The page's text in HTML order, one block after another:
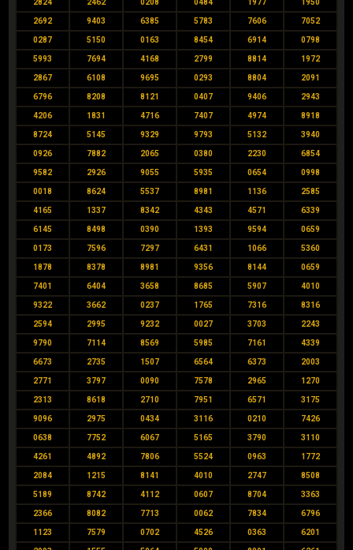
2824 2462 0208 0484 1977 1950
2692 9403 6385 5783 7606 7052
0287 5150 0163 8454 6914 0798
5993 7694 4168 2799 8814 1972
2867 6108 9695 0293 8804 2091
6796 8208 8121 0407 9406 2943
4206 1831 4716 7407 4974 8918
8724 5145 9329 9793 5132 3940
0926 7882 2065 0380 2230 6854
9582 2926 9055 5935 0654 0998
0018 8624 5537 8981 1136 2585
4165 1337 8342 4343 4571 6339
6145 8498 0390 1393 9594 0659
0173 7596 7297 6431 1066 5360
1878 8378 8981 9356 8144 0659
7401 6404 3658 8685 5907 4010
9322 3662 0237 1765 7316 8316
2594 2995 9232 0027 3703 2243
9790 7114 8569 5985 7161 4339
6673 2735 1507 6564 6373 2003
2771 3797 0090 7578 2965 1270
2313 8618 2710 7951 6571 3175
9096 2975 0434 3116 0210 7426
0638 7752 6067 5165 3790 3110
4261 4892 7806 5524 0963 1772
2084 1215 8141 4010 2747 8508
5189 8742 4112 0607 8704 3363
2366 8082 7713 0062 7834 6796
1123 7579 0702 4526 0363 6201